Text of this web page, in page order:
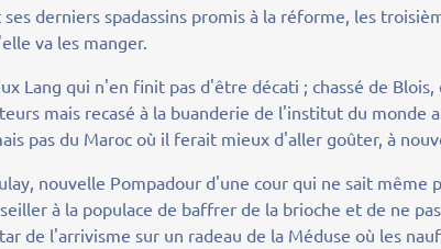
derniers spadassins promis à la réforme, les
va les manger.
Lang qui n'en finit pas d'être décati ; chassé de Blois,
mais recasé à la buanderie de l'institut du monde
pas du Maroc où il ferait mieux d'aller goûter, à
nouvelle Pompadour d'une cour qui ne sait même
à la populace de baffrer de la brioche et de ne
de l'arrivisme sur un radeau de la Méduse où les